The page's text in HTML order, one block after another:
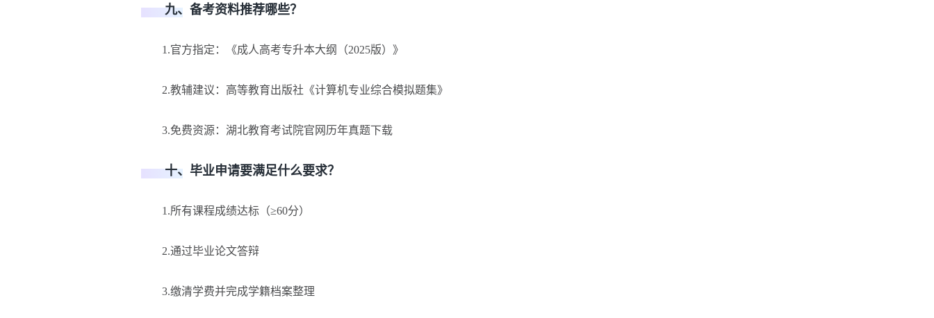
九、备考资料推荐哪些？
1.官方指定：《成人高考专升本大纲（2025版）》
2.教辅建议：高等教育出版社《计算机专业综合模拟题集》
3.免费资源：湖北教育考试院官网历年真题下载
十、毕业申请要满足什么要求？
1.所有课程成绩达标（≥60分）
2.通过毕业论文答辩
3.缴清学费并完成学籍档案整理